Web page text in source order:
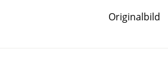
Originalbild